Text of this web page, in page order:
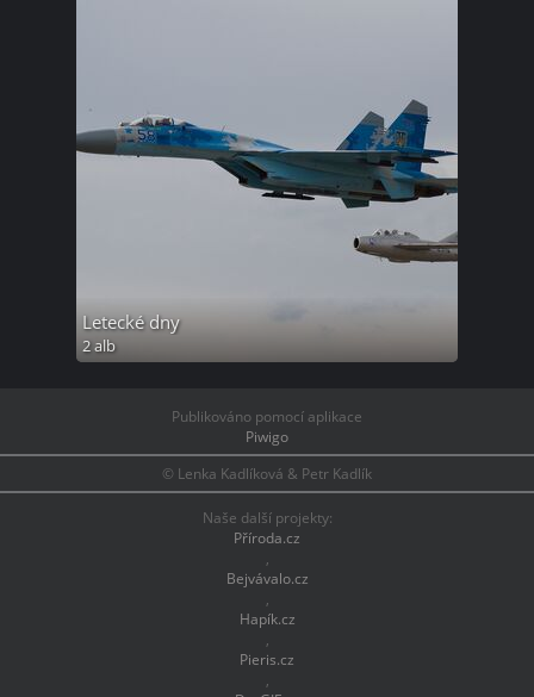
Letecké dny
2 alb
Publikováno pomocí aplikace
Piwigo
© Lenka Kadlíková & Petr Kadlík
Naše další projekty:
Příroda.cz
,
Bejvávalo.cz
,
Hapík.cz
,
Pieris.cz
,